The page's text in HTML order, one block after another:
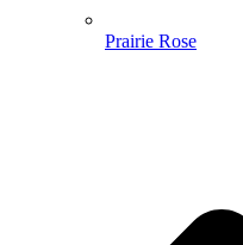
Prairie Rose